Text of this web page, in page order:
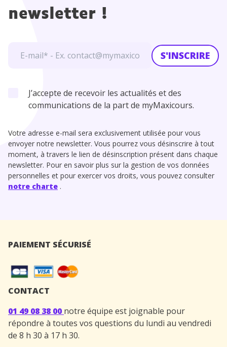
newsletter !
S'INSCRIRE
J’accepte de recevoir les actualités et des
communications de la part de myMaxicours.
Votre adresse e-mail sera exclusivement utilisée pour vous
envoyer notre newsletter. Vous pourrez vous désinscrire à tout
moment, à travers le lien de désinscription présent dans chaque
newsletter. Pour en savoir plus sur la gestion de vos données
personnelles et pour exercer vos droits, vous pouvez consulter
notre charte .
PAIEMENT SÉCURISÉ
CONTACT
01 49 08 38 00 notre équipe est joignable pour
répondre à toutes vos questions du lundi au vendredi
de 8 h 30 à 17 h 30.